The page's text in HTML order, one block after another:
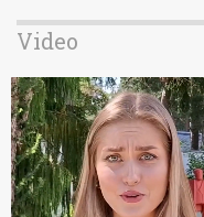
Video